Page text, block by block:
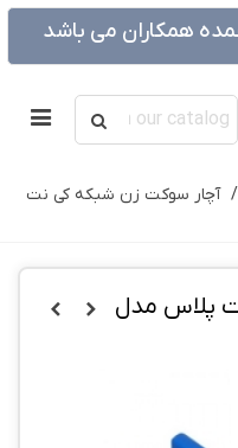
همکاران می باشد
/ آچار سوکت زن شبکه کی نت
پلاس مدل